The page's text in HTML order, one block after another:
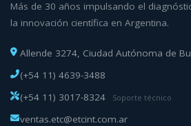
Más de 30 años impulsando el
la innovación científica en Argentina.
Allende 3274, Ciudad Autónoma de
(+54 11) 4639-3488
(+54 11) 3017-8324
Soporte técnico
ventas.etc@etcint.com.ar